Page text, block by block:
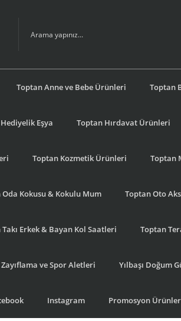
Toptan Anne ve Bebe Ürünleri Toptan
Eşya Toptan Hırdavat Ürünleri
Toptan Kozmetik Ürünleri Toptan
Kokusu & Kokulu Mum Toptan Oto
Erkek & Bayan Kol Saatleri Toptan
ve Spor Aletleri Yılbaşı Doğum
Instagram Promosyon Ürünler